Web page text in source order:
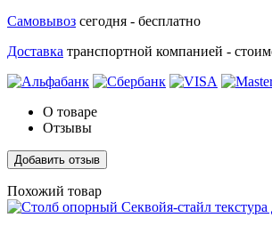
Самовывоз сегодня - бесплатно
Доставка транспортной компанией -
О товаре
Отзывы
Добавить отзыв
Похожий товар